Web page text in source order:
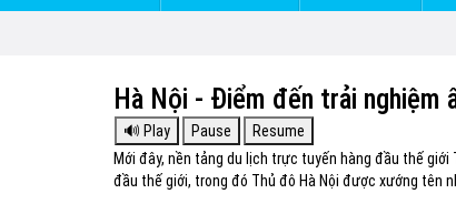
Hà Nội - Điểm đến trải
Mới đây, nền tảng du lịch trực tuyến hàng đầu thế
đầu thế giới, trong đó Thủ đô Hà Nội được xướng tên